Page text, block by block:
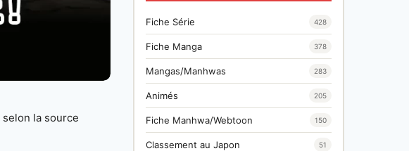
selon la source
Fiche Série 428
Fiche Manga 378
Mangas/Manhwas 283
Animés 205
Fiche Manhwa/Webtoon 150
Classement au Japon 51